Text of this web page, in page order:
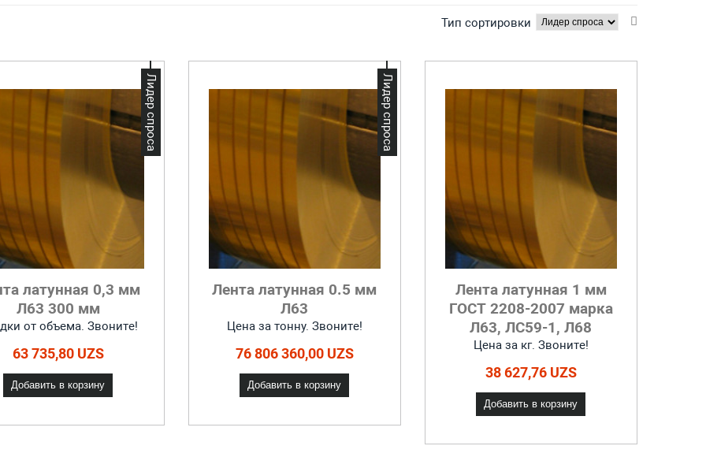
Тип сортировки
латунная 0,3 мм
Л63 300 мм
от объема. Звоните!
63 735,80 UZS
Добавить в корзину
Лидер спроса
Лента латунная 0.5 мм
Л63
Цена за тонну. Звоните!
76 806 360,00 UZS
Добавить в корзину
Лидер спроса
Лента латунная 1 мм
ГОСТ 2208-2007 марка
Л63, ЛС59-1, Л68
Цена за кг. Звоните!
38 627,76 UZS
Добавить в корзину